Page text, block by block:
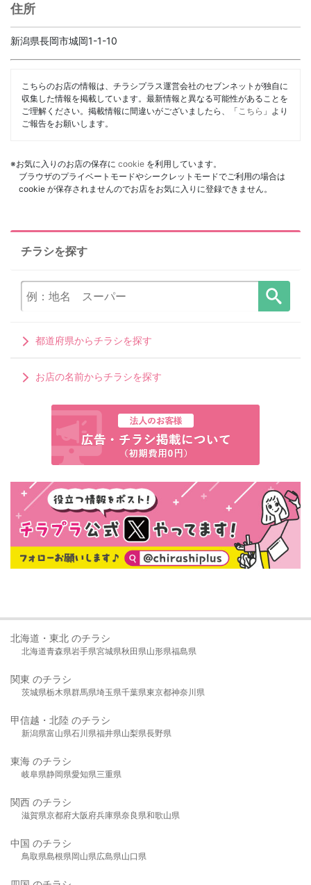
住所
新潟県長岡市城岡1-1-10
こちらのお店の情報は、チラシプラス運営会社のセブンネットが独自に
収集した情報を掲載しています。最新情報と異なる可能性があることを
ご理解ください。掲載情報に間違いがございましたら、「 こちら 」より
ご報告をお願いします。
※お気に入りのお店の保存に cookie を利用しています。
ブラウザのプライベートモードやシークレットモードでご利用の場合は
cookie が保存されませんのでお店をお気に入りに登録できません。
チラシを探す
都道府県からチラシを探す
お店の名前からチラシを探す
北海道・東北 のチラシ
北海道青森県岩手県宮城県秋田県山形県福島県
関東 のチラシ
茨城県栃木県群馬県埼玉県千葉県東京都神奈川県
甲信越・北陸 のチラシ
新潟県富山県石川県福井県山梨県長野県
東海 のチラシ
岐阜県静岡県愛知県三重県
関西 のチラシ
滋賀県京都府大阪府兵庫県奈良県和歌山県
中国 のチラシ
鳥取県島根県岡山県広島県山口県